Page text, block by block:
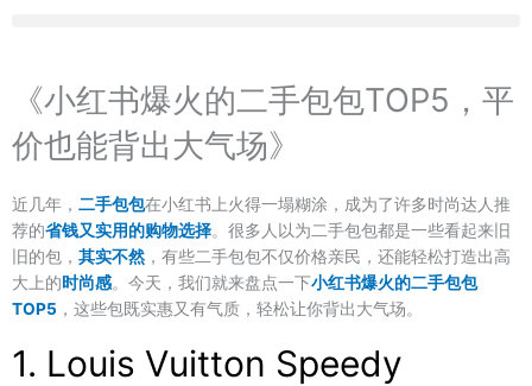
《小红书爆火的二手包包TOP5，平
价也能背出大气场》
近几年， 二手包包在小红书上火得一塌糊涂，成为了许多时尚达人推
荐的省钱又实用的购物选择。很多人以为二手包包都是一些看起来旧
旧的包， 其实不然 ，有些二手包包不仅价格亲民，还能轻松打造出高
大上的时尚感。今天，我们就来盘点一下小红书爆火的二手包包
TOP5 ，这些包既实惠又有气质，轻松让你背出大气场。
1. Louis Vuitton Speedy